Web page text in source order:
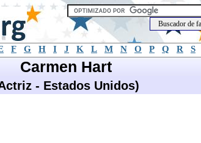
F G H I J K L M N O P Q R S
Carmen Hart
- Estados Unidos)